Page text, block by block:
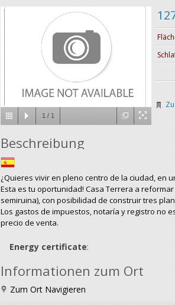
1 / 1
Beschreibung
¿Quieres vivir en pleno centro de la ciudad, en
Esta es tu oportunidad! Casa Terrera a
semiruina), con posibilidad de construir tres
Los gastos de impuestos, notaría y registro no
precio de venta.
Energy certificate:
Informationen zum Ort
Zum Ort Navigieren